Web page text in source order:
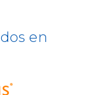
en